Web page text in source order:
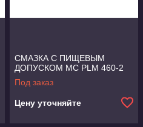
СМАЗКА С ПИЩЕВЫМ
ДОПУСКОМ МС PLM 460-2
Под заказ
Цену уточняйте